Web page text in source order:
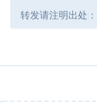
转发请注明出处：